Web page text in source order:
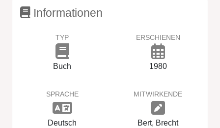
Informationen
TYP
Buch
ERSCHIENEN
1980
SPRACHE
Deutsch
MITWIRKENDE
Bert, Brecht